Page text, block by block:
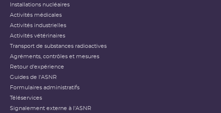
Installations nucléaires
Activités médicales
Activités industrielles
Activités vétérinaires
Transport de substances radioactives
Agréments, contrôles et mesures
Retour d'expérience
Guides de l'ASNR
Formulaires administratifs
Téléservices
Signalement externe à l'ASNR